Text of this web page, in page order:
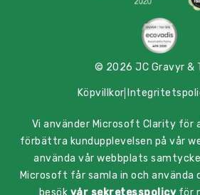
© 2026 JC Gravyr &
Köpvillkor
Vi använder Microsoft Clarity för
förbättra kundupplevelsen på vår
använda vår webbplats
Microsoft får samla in och använda
besök vår sekretesspolicyför